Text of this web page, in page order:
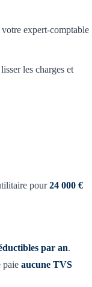
expert-comptable
les charges et
pour24 000 €
par an.
paie aucune TVS